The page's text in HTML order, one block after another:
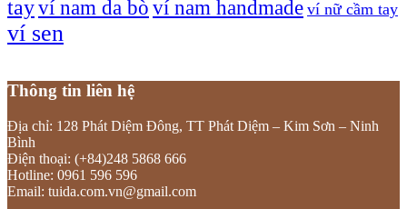
tayví nam da bò ví nam handmade ví nữ cầm tay
ví sen
Thông tin liên hệ
Địa chỉ: 128 Phát Diệm Đông, TT Phát Diệm – Kim Sơn – Ninh
Bình
Điện thoại: (+84)248 5868 666
Hotline: 0961 596 596
Email: tuida.com.vn@gmail.com